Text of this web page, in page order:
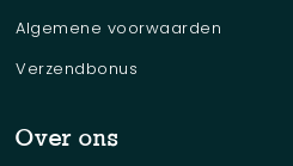
Algemene voorwaarden
Verzendbonus
Over ons